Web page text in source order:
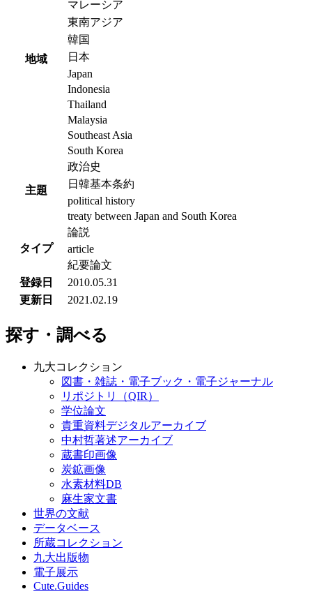
地域
マレーシア
東南アジア
韓国
日本
Japan
Indonesia
Thailand
Malaysia
Southeast Asia
South Korea
主題
政治史
日韓基本条約
political history
treaty between Japan and South Korea
タイプ
論説
article
紀要論文
登録日
2010.05.31
更新日
2021.02.19
探す・調べる
九大コレクション
図書・雑誌・電子ブック・電子ジャーナル
リポジトリ（QIR）
学位論文
貴重資料デジタルアーカイブ
中村哲著述アーカイブ
蔵書印画像
炭鉱画像
水素材料DB
麻生家文書
世界の文献
データベース
所蔵コレクション
九大出版物
電子展示
Cute.Guides